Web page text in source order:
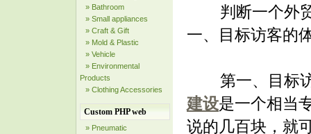
» Bathroom
» Small appliances
» Craft & Gift
» Mold & Plastic
» Vehicle
» Environmental
Products
» Clothing Accessories
Custom PHP web
» Pneumatic
判断一个外贸
一、目标访客的
第一、目标访
建设是一个相当
说的几百块，就